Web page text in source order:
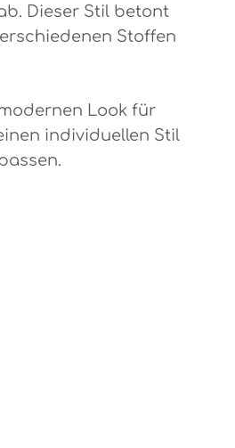
Dieser Stil betont
Stoffen
Look für
individuellen Stil